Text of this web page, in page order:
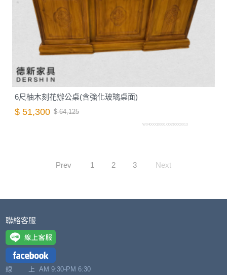
6尺柚木刻花辦公桌(含強化玻璃桌面)
$ 51,300 $ 64,125
W0400002000.O0730000013
Prev 1 2 3 Next
聯絡客服
線 上 AM 9:30-PM 6:30